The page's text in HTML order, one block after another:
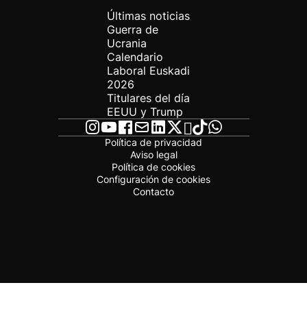
Últimas noticias
Guerra de
Ucrania
Calendario
Laboral Euskadi
2026
Titulares del día
EEUU y Trump
Política de privacidad
Aviso legal
Política de cookies
Configuración de cookies
Contacto